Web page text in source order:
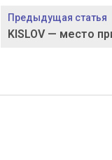
Предыдущая статья
KISLOV — место